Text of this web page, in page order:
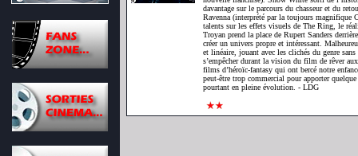
davantage sur le parcours du chasseur et du
Ravenna (interprété par la toujours magnifique
talents sur les effets visuels de The Ring, le
Troyan prend la place de Rupert Sanders
créer un univers propre et intéressant.
et linéaire, jouant avec les clichés du genre
s’empêcher durant la vision du film de rêver
films d’héroïc-fantasy qui ont bercé notre
peut-être trop commercial pour apporter
pourtant en pleine évolution. - LDG